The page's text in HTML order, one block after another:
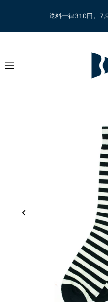
Translation missing:
送料一律310円。